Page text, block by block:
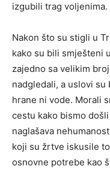
izgubili trag voljenima.
Nakon što su stigli u
kako su bili smješteni
zajedno sa velikim
nadgledali, a uslovi su
hrane ni vode. Morali
cestu kako bismo
naglašava
koji su žrtve iskusile
osnovne potrebe kao